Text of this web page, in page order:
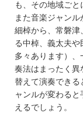
も、その地域ごと
また音楽ジャン
細棹から、常磐津
る中棹、義太夫や
多々あります）、
奏法はまったく異
替えて演奏できる
ャンルが変わる
えるでしょう。